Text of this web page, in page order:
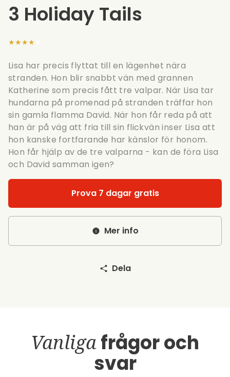
3 Holiday Tails
★★★★★
Lisa har precis flyttat till en lägenhet nära
stranden. Hon blir snabbt vän med grannen
Katherine som precis fått tre valpar. När Lisa tar
hundarna på promenad på stranden träffar hon
sin gamla flamma David. När hon får reda på att
han är på väg att fria till sin flickvän inser Lisa att
hon kanske fortfarande har känslor för honom.
Hon får hjälp av de tre valparna - kan de föra Lisa
och David samman igen?
Prova 7 dagar gratis
Mer info
Dela
Vanligafrågor och
svar